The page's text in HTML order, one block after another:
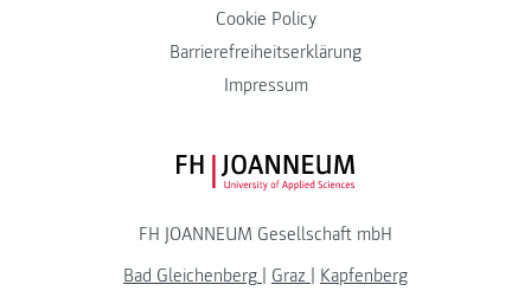
Cookie Policy
Barrierefreiheitserklärung
Impressum
FH JOANNEUM Logo
FH JOANNEUM Gesellschaft mbH
Bad Gleichenberg
Graz
Kapfenberg